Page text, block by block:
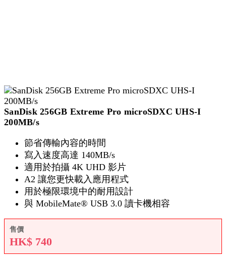
SanDisk 256GB Extreme Pro microSDXC UHS-I
200MB/s
節省傳輸內容的時間
寫入速度高達 140MB/s
適用於拍攝 4K UHD 影片
A2 讓您更快載入應用程式
用於極限環境中的耐用設計
與 MobileMate® USB 3.0 讀卡機相容
售價
HK$ 740